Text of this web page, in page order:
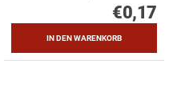
€0,17